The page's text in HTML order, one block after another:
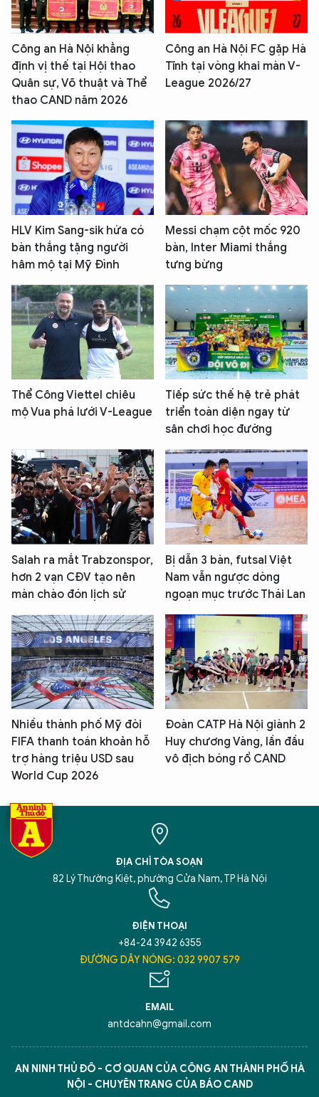
Công an Hà Nội khẳng
định vị thế tại Hội thao
Quân sự, Võ thuật và Thể
thao CAND năm 2026
Công an Hà Nội FC gặp Hà
Tĩnh tại vòng khai màn V-
League 2026/27
HLV Kim Sang-sik hứa có
bàn thắng tặng người
hâm mộ tại Mỹ Đình
Messi chạm cột mốc 920
bàn, Inter Miami thắng
tưng bừng
Thể Công Viettel chiêu
mộ Vua phá lưới V-League
Tiếp sức thế hệ trẻ phát
triển toàn diện ngay từ
sân chơi học đường
Salah ra mắt Trabzonspor,
hơn 2 vạn CĐV tạo nên
màn chào đón lịch sử
Bị dẫn 3 bàn, futsal Việt
Nam vẫn ngược dòng
ngoạn mục trước Thái Lan
Nhiều thành phố Mỹ đòi
FIFA thanh toán khoản hỗ
trợ hàng triệu USD sau
World Cup 2026
Đoàn CATP Hà Nội giành 2
Huy chương Vàng, lần đầu
vô địch bóng rổ CAND
ĐỊA CHỈ TÒA SOẠN
82 Lý Thường Kiệt, phường Cửa Nam, TP Hà Nội
ĐIỆN THOẠI
+84-24 3942 6355
ĐƯỜNG DÂY NÓNG: 032 9907 579
EMAIL
antdcahn@gmail.com
AN NINH THỦ ĐÔ - CƠ QUAN CỦA CÔNG AN THÀNH PHỐ HÀ
NỘI - CHUYÊN TRANG CỦA BÁO CAND